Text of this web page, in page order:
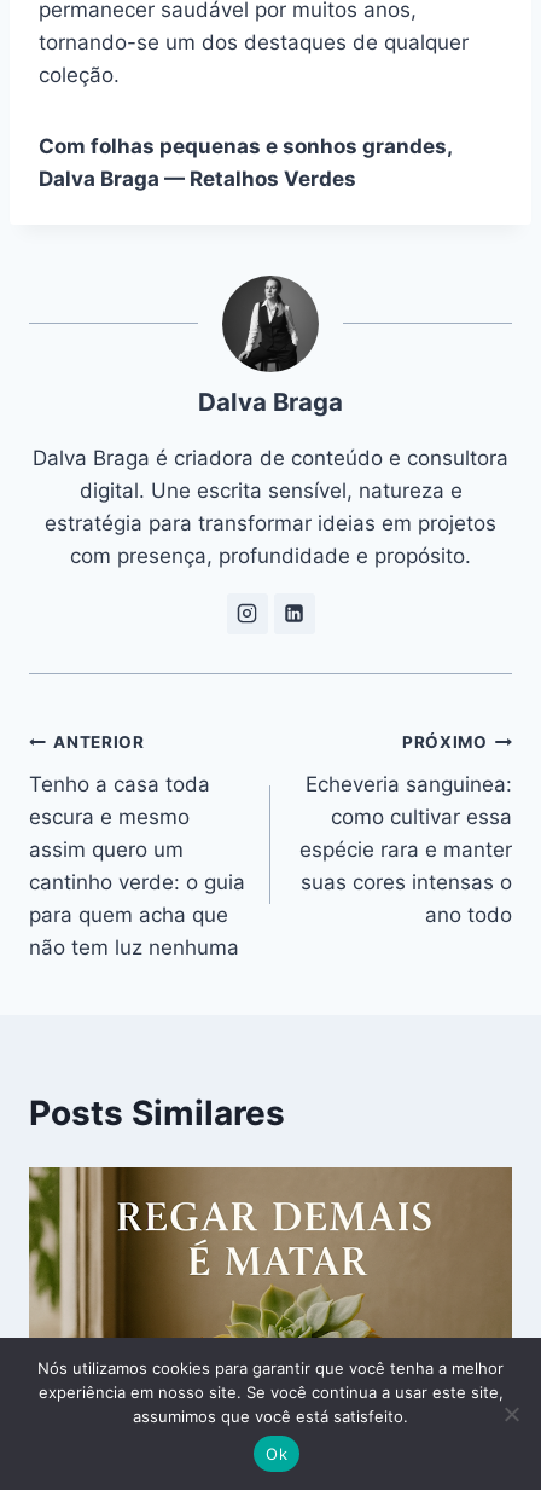
permanecer saudável por muitos anos,
tornando-se um dos destaques de qualquer
coleção.
Com folhas pequenas e sonhos grandes,
Dalva Braga — Retalhos Verdes
Dalva Braga
Dalva Braga é criadora de conteúdo e consultora
digital. Une escrita sensível, natureza e
estratégia para transformar ideias em projetos
com presença, profundidade e propósito.
Navegação
de
Post
ANTERIOR
Tenho a casa toda
escura e mesmo
assim quero um
cantinho verde: o guia
para quem acha que
não tem luz nenhuma
PRÓXIMO
Echeveria sanguinea:
como cultivar essa
espécie rara e manter
suas cores intensas o
ano todo
Posts Similares
Nós utilizamos cookies para garantir que você tenha a melhor
experiência em nosso site. Se você continua a usar este site,
assumimos que você está satisfeito.
Ok